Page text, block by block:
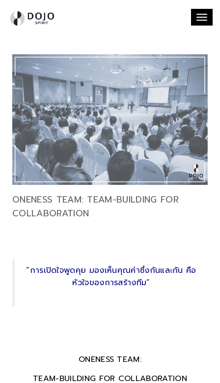
ONENESS TEAM: TEAM-BUILDING FOR
COLLABORATION
“การเปิดใจพูดคุย มองเห็นคุณค่าซึ่งกันและกัน คือ
หัวใจของการสร้างทีม”
ONENESS TEAM:
TEAM-BUILDING FOR COLLABORATION